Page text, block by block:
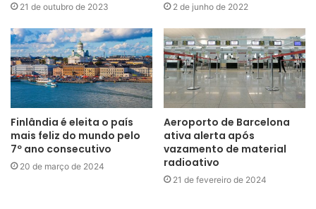
21 de outubro de 2023 2 de junho de 2022
Finlândia é eleita o país
mais feliz do mundo pelo
7º ano consecutivo
20 de março de 2024
Aeroporto de Barcelona
ativa alerta após
vazamento de material
radioativo
21 de fevereiro de 2024